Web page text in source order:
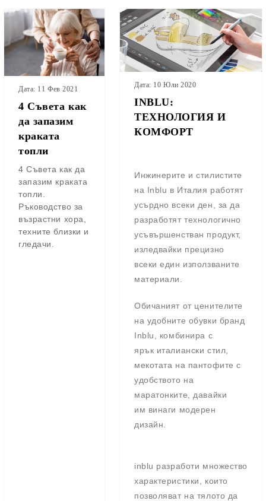
4 Съвета как
да запазим
краката
топли
Дата: 11 Фев 2021
4 Съвета как да
запазим краката
топли.
Ръководство за
възрастни хора,
техните близки и
гледачи.
INBLU:
ТЕХНОЛОГИЯ И
КОМФОРТ
Дата: 10 Юли 2020
Инжинерите и стилистите
на Inblu в Италия работят
усърдно всеки ден, за да
разработят технологично
усъвършенстван продукт,
изледвайки прецизно
всеки един използваните
материали.
Обичаният от ценителите
на удобните обувки бранд
Inblu, комбинира с
ярък италиански стил,
мекотата на пантофите с
удобството на
маратонките, давайки
им винаги модерен
дизайн.
inblu разработи множество
характеристики, които
позволяват на тялото да